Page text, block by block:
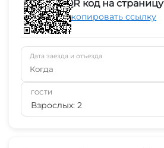
QR код на страницу
Скопировать ссылку
Дата заезда и отъезда
Когда
ГОСТИ
Взрослых: 2